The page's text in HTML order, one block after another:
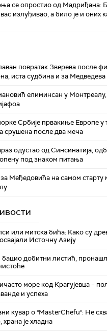
се опростио од Мадриђана:
излуђивао, а било је и оних
повратак Зверева после
иста судбина и за Медведева
елиминсан у
Србије првакиње Европе у
срушена после два меча
одустао од Синсинатија,
под знаком питања
за Међедовића на самом старту
или митска бића: Како су
Источну Азију
бацио добитни листић,
море код Крагујевца –
и успеха
кувар о "MasterChefu": Не
је хладна